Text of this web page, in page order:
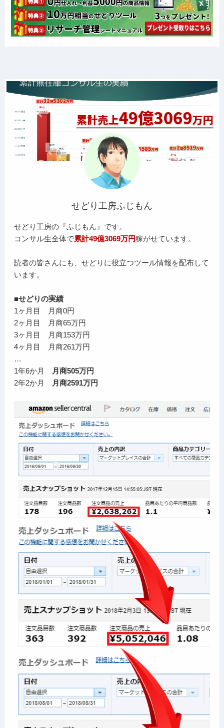
せどり工房ふじもん
せどり工房の『ふじもん』です。
コンサル生全体で累計49億3069万円稼がせています。
読者の皆さんにも、せどりに役立つツール情報を配布して
います。
■せどりの実績
1ヶ月目 月商0円
2ヶ月目 月商65万円
3ヶ月目 月商153万円
4ヶ月目 月商261万円
…
1年6か月
月商505万円
2年2か月
月商2591万円